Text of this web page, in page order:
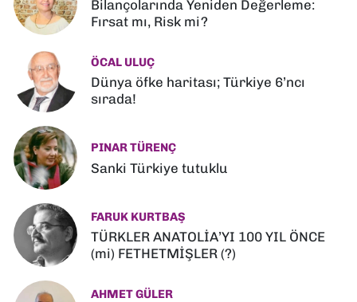
Bilançolarında Yeniden Değerleme:
Fırsat mı, Risk mi?
ÖCAL ULUÇ
Dünya öfke haritası; Türkiye 6’ncı
sırada!
PINAR TÜRENÇ
Sanki Türkiye tutuklu
FARUK KURTBAŞ
TÜRKLER ANATOLİA’YI 100 YIL ÖNCE
(mi) FETHETMİŞLER (?)
AHMET GÜLER